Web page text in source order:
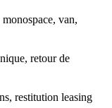
van,
retour de
restitution leasing